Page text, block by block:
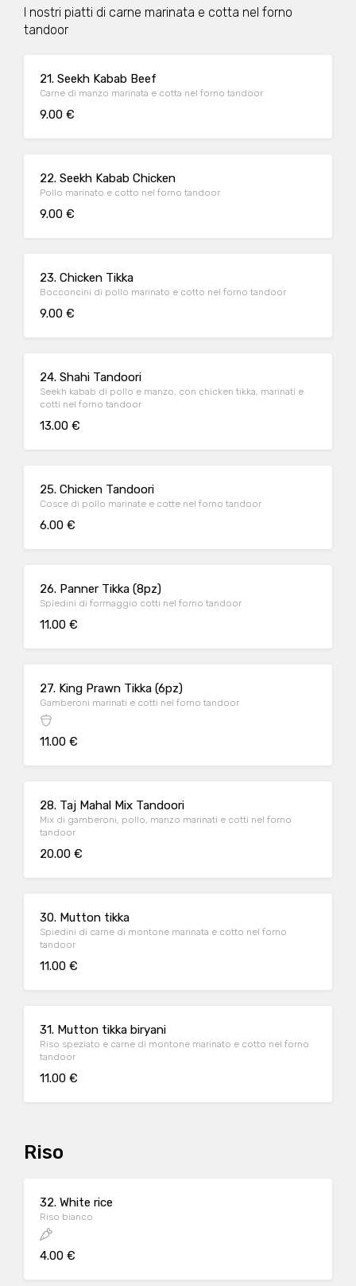
I nostri piatti di carne marinata e cotta nel forno
tandoor
21. Seekh Kabab Beef
Carne di manzo marinata e cotta nel forno tandoor
9.00 €
22. Seekh Kabab Chicken
Pollo marinato e cotto nel forno tandoor
9.00 €
23. Chicken Tikka
Bocconcini di pollo marinato e cotto nel forno tandoor
9.00 €
24. Shahi Tandoori
Seekh kabab di pollo e manzo, con chicken tikka, marinati e
cotti nel forno tandoor
13.00 €
25. Chicken Tandoori
Cosce di pollo marinate e cotte nel forno tandoor
6.00 €
26. Panner Tikka (8pz)
Spiedini di formaggio cotti nel forno tandoor
11.00 €
27. King Prawn Tikka (6pz)
Gamberoni marinati e cotti nel forno tandoor
11.00 €
28. Taj Mahal Mix Tandoori
Mix di gamberoni, pollo, manzo marinati e cotti nel forno
tandoor
20.00 €
30. Mutton tikka
Spiedini di carne di montone marinata e cotto nel forno
tandoor
11.00 €
31. Mutton tikka biryani
Riso speziato e carne di montone marinato e cotto nel forno
tandoor
11.00 €
Riso
32. White rice
Riso bianco
4.00 €